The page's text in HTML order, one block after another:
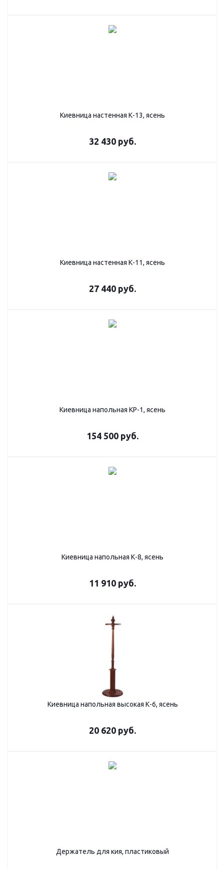
Киевница настенная К-13, ясень
32 430 руб.
Киевница настенная К-11, ясень
27 440 руб.
Киевница напольная КР-1, ясень
154 500 руб.
Киевница напольная К-8, ясень
11 910 руб.
Киевница напольная высокая К-6, ясень
20 620 руб.
Держатель для кия, пластиковый